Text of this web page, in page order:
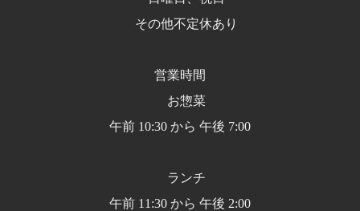
その他不定休あり
営業時間
お惣菜
午前 10:30 から 午後 7:00
ランチ
午前 11:30 から 午後 2:00